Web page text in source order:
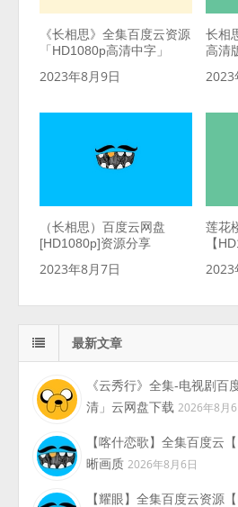
《长相思》全集百度云资源
「HD1080p高清中字」
2023年8月9日
长相
高清
2023
（长相思）百度云网盘
[HD1080p]资源分享
2023年8月7日
莲花
【
2023
最新文章
《云秀行》全集-电视剧百
清」云网盘下载 2026年8月6
【喀什恋歌】全集百度云
晰画质 2026年8月6日
【耀眼】全集百度云资源